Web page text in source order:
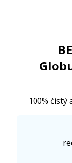
100% čistý